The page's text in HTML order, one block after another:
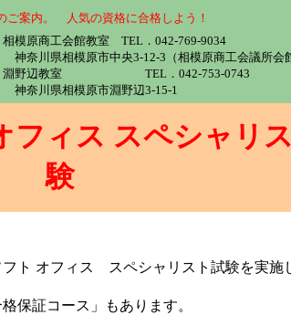
案内。 人気の資格に合格しよう！
相模原商工会館教室 TEL．042-769-9034
神奈川県相模原市中央3-12-3（相模原商工会議所会
淵野辺教室 TEL．042-753-0743
神奈川県相模原市淵野辺3-15-1
フィス スペシャリ
験
ト オフィス スペシャリスト試験を実施
保証コース」もあります。